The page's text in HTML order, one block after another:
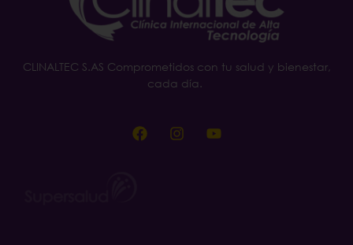
CLINALTEC S.AS Comprometidos con tu salud y bienestar,
cada día.